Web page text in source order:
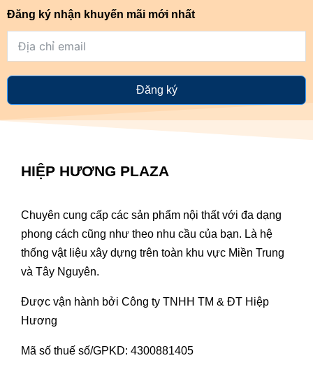
Đăng ký nhận khuyến mãi mới nhất
Đăng ký
HIỆP HƯƠNG PLAZA
Chuyên cung cấp các sản phẩm nội thất với đa dạng
phong cách cũng như theo nhu cầu của bạn. Là hệ
thống vật liệu xây dựng trên toàn khu vực Miền Trung
và Tây Nguyên.
Được vận hành bởi Công ty TNHH TM & ĐT Hiệp
Hương
Mã số thuế số/GPKD: 4300881405